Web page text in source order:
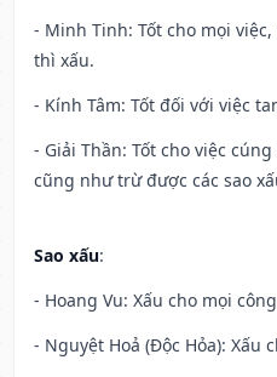
- Minh Tinh: Tốt cho mọi
thì xấu.
- Kính Tâm: Tốt đối với việc
- Giải Thần: Tốt cho việc
cũng như trừ được các sao
Sao xấu:
- Hoang Vu: Xấu cho mọi
- Nguyệt Hoả (Độc Hỏa): Xấu